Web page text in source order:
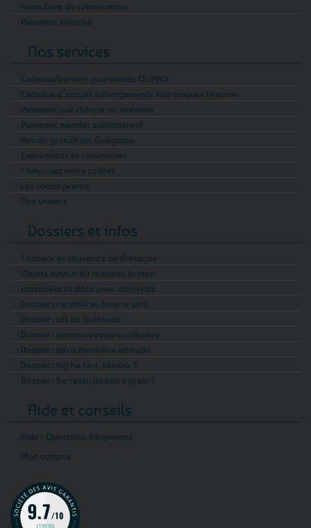
Formulaire de rétractation
Paiement sécurisé
Nos services
Cadeaux/paniers gourmands CE/PRO
Cadeaux d’accueil hébergements touristiques bretons
Paiement par chèque ou virement
Paiement mandat administratif
Retrait gratuit sur Guingamp
Evénements et cérémonies
Composez votre coffret
Les codes promo
Nos univers
Dossiers et infos
Cadeaux et souvenirs de Bretagne
Objets autour du drapeau breton
Ustensiles et déco pour crêperies
Dossier : caramel au beurre salé
Dossier : sel de Guérande
Dossier : accessoires pour crêpière
Dossier : déco marinière attitude
Dossier : Kig ha Farz, kézako ?
Dossier : Sarrasin, un sacré grain !
Aide et conseils
Aide - Questions fréquentes
Mon compte